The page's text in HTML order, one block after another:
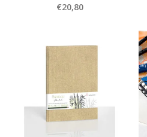
€20,80